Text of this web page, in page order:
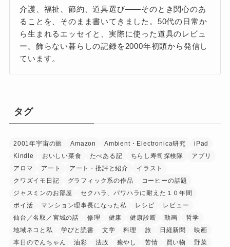
介護、福祉、節約、道具選び——そのとき関心のあ
ることを、そのまま書いてきました。50代の日常か
ら生まれるエッセイと、実際に使った道具のレビュ
ー。飾らない暮らしの記録を2000年初頭から発信し
ています。
タグ
2001年宇宙の旅 Amazon Ambient・Electronica研究
iPad
Kindle
おいしい菜食 たべある記 ちらし寿司探検隊
アプリ
アロマ
アート アート・批評と紹介
イラスト
クワズイモ日記
グラフィック系の作品
コーヒーの話題
ジャスミンのお部屋
セクハラ、パワハラに耐えた１０年間
ポイ活
マンション理事長になった私 レシピ
レビュー
仙台／名取／宮城の話
修理 健康 健康診断 動画
哲学
地域ネコと私
学びと読書 文学 料理 旅 日経新聞
映画
本日のでんちゃん
油彩 法政 癒やし 苦情 買い物
野菜